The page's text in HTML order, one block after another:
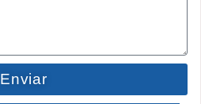
Enviar